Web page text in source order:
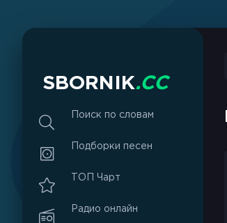
S BO R N K.CC
Поиск по словам
Подборки песен
ТОП Чарт
Радио онлайн